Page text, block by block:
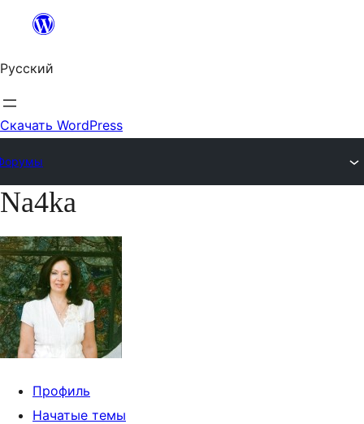
Перейти
содержимому
Русский
Скачать WordPress
Перейти
содержимому
Na4ka
Профиль
Начатые темы